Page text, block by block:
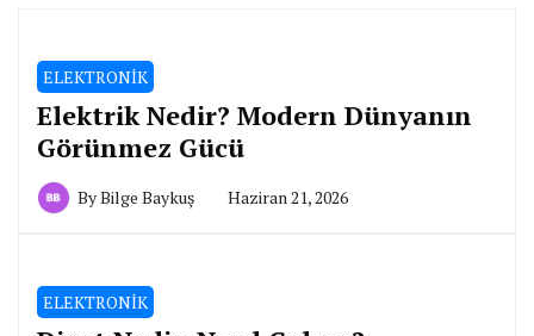
ELEKTRONİK
Elektrik Nedir? Modern Dünyanın
Görünmez Gücü
ByBilge Baykuş Haziran 21, 2026
ELEKTRONİK